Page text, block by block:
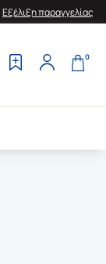
Εξέλιξη παραγγελίας
0